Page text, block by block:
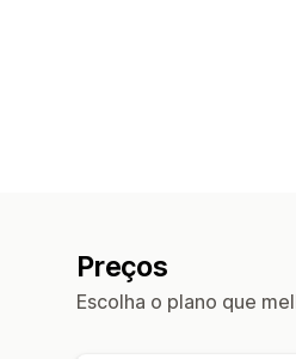
Preços
Escolha o plano que